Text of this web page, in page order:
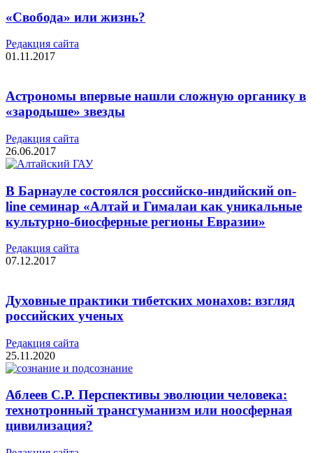
«Свобода» или жизнь?
Редакция cайта
01.11.2017
Астрономы впервые нашли сложную органику в
«зародыше» звезды
Редакция cайта
26.06.2017
В Барнауле состоялся российско-индийский on-
line семинар «Алтай и Гималаи как уникальные
культурно-биосферные регионы Евразии»
Редакция cайта
07.12.2017
Духовные практики тибетских монахов: взгляд
российских ученых
Редакция cайта
25.11.2020
Аблеев С.Р. Перспективы эволюции человека:
технотронный трансгуманизм или ноосферная
цивилизация?